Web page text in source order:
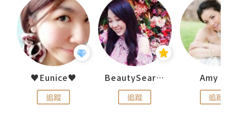
♥Eunice♥
追蹤
BeautySearch
追蹤
Amy
追蹤